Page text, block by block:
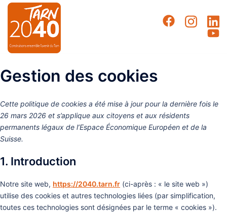
Aller
contenu
Gestion des cookies
Cette politique de cookies a été mise à jour pour la dernière fois le
26 mars 2026 et s’applique aux citoyens et aux résidents
permanents légaux de l’Espace Économique Européen et de la
Suisse.
1. Introduction
Notre site web, https://2040.tarn.fr (ci-après : « le site web »)
utilise des cookies et autres technologies liées (par simplification,
toutes ces technologies sont désignées par le terme « cookies »).